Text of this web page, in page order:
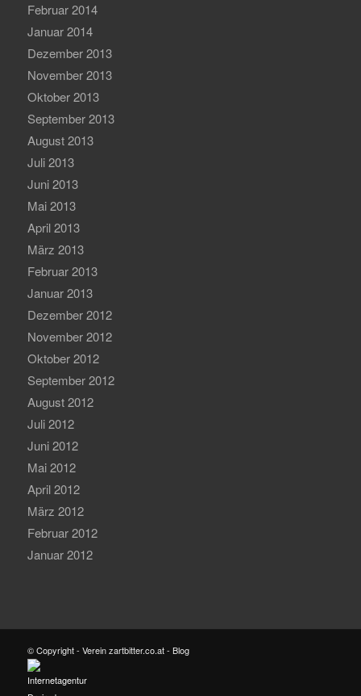
Februar 2014
Januar 2014
Dezember 2013
November 2013
Oktober 2013
September 2013
August 2013
Juli 2013
Juni 2013
Mai 2013
April 2013
März 2013
Februar 2013
Januar 2013
Dezember 2012
November 2012
Oktober 2012
September 2012
August 2012
Juli 2012
Juni 2012
Mai 2012
April 2012
März 2012
Februar 2012
Januar 2012
© Copyright - Verein zartbitter.co.at - Blog